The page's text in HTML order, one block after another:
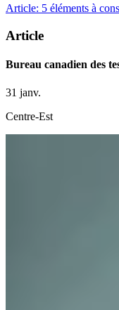
Article: 5 éléments à
Article
Bureau canadien des
31 janv.
Centre-Est